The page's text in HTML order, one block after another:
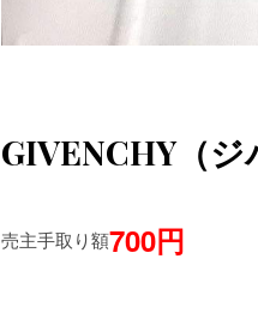
GIVENCHY（
売主手取り額700円